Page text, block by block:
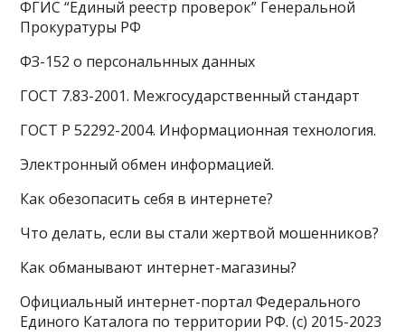
ФГИС “Единый реестр проверок” Генеральной
Прокуратуры РФ
ФЗ-152 о персональнных данных
ГОСТ 7.83-2001. Межгосударственный стандарт
ГОСТ Р 52292-2004. Информационная технология.
Электронный обмен информацией.
Как обезопасить себя в интернете?
Что делать, если вы стали жертвой мошенников?
Как обманывают интернет-магазины?
Официальный интернет-портал Федерального
Единого Каталога по территории РФ. (с) 2015-2023